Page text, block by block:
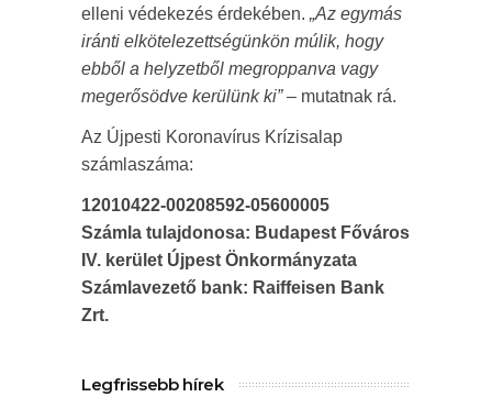
elleni védekezés érdekében. „Az egymás
iránti elkötelezettségünkön múlik, hogy
ebből a helyzetből megroppanva vagy
megerősödve kerülünk ki”– mutatnak rá.
Az Újpesti Koronavírus Krízisalap
számlaszáma:
12010422-00208592-05600005
Számla tulajdonosa: Budapest Főváros
IV. kerület Újpest Önkormányzata
Számlavezető bank: Raiffeisen Bank
Zrt.
Legfrissebb hírek